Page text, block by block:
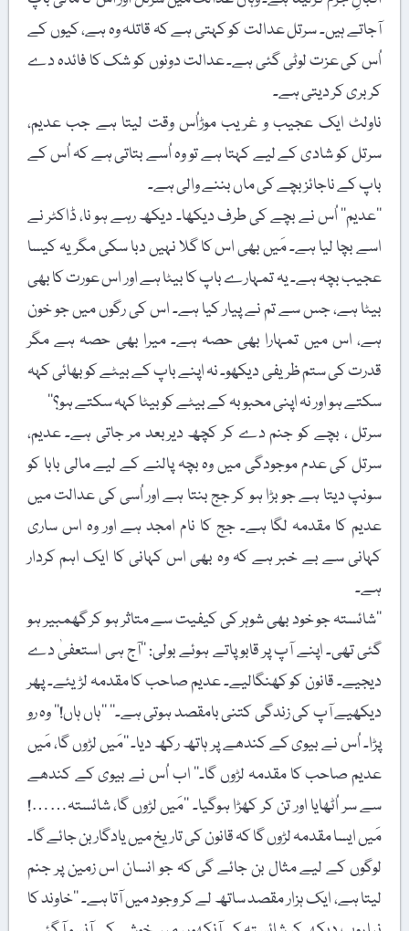
آجاتے ہیں۔ سرتل عدالت کو کہتی ہے کہ قاتلہ وہ ہے، کیوں کے
اُس کی عزت لوٹی گئی ہے۔ عدالت دونوں کو شک کا فائدہ دے
کر بری کر دیتی ہے۔
ناولٹ ایک عجیب و غریب موڑاُس وقت لیتا ہے جب عدیم،
سرتل کو شادی کے لیے کہتا ہے تو وہ اُسے بتاتی ہے کہ اُس کے
باپ کے ناجائز بچے کی ماں بننے والی ہے۔
’’عدیم‘‘ اُس نے بچے کی طرف دیکھا۔ دیکھ رہے ہو نا، ڈاکٹر نے
اسے بچا لیا ہے۔ مَیں بھی اس کا گلا نہیں دبا سکی مگریہ کیسا
عجیب بچہ ہے۔ یہ تمہارے باپ کا بیٹا ہے اور اس عورت کا بھی
بیٹا ہے، جس سے تم نے پیار کیا ہے۔ اس کی رگوں میں جو خون
ہے، اس میں تمہارا بھی حصہ ہے۔ میرا بھی حصہ ہے مگر
قدرت کی ستم ظریفی دیکھو۔ نہ اپنے باپ کے بیٹے کو بھائی کہہ
سکتے ہو اور نہ اپنی محبوبہ کے بیٹے کو بیٹا کہہ سکتے ہو؟‘‘
سرتل ، بچے کو جنم دے کر کچھ دیربعد مر جاتی ہے۔ عدیم،
سرتل کی عدم موجودگی میں وہ بچہ پالنے کے لیے مالی بابا کو
سونپ دیتا ہے جو بڑا ہو کر جج بنتا ہے اور اُسی کی عدالت میں
عدیم کا مقدمہ لگا ہے۔ جج کا نام امجد ہے اور وہ اس ساری
کہانی سے بے خبر ہے کہ وہ بھی اس کہانی کا ایک اہم کردار
ہے۔
’’شائستہ جو خود بھی شوہر کی کیفیت سے متاثر ہو کر گھمبیر ہو
گئی تھی۔ اپنے آپ پر قابو پاتے ہوئے بولی: ’’آج ہی استعفیٰ دے
دیجیے۔ قانون کو کھنگالیے۔ عدیم صاحب کا مقدمہ لڑیئے۔ پھر
دیکھیے آپ کی زندگی کتنی بامقصد ہوتی ہے۔‘‘ ’’ہاں ہاں!‘‘ وہ رو
پڑا۔ اُس نے بیوی کے کندھے پر ہاتھ رکھ دیا۔ ’’مَیں لڑوں گا، مَیں
عدیم صاحب کا مقدمہ لڑوں گا۔‘‘ اب اُس نے بیوی کے کندھے
سے سر اُٹھایا اور تن کر کھڑا ہوگیا۔ ’’مَیں لڑوں گا، شائستہ……!
مَیں ایسا مقدمہ لڑوں گا کہ قانون کی تاریخ میں یادگار بن جائے گا۔
لوگوں کے لیے مثال بن جائے گی کہ جو انسان اس زمین پر جنم
لیتا ہے، ایک ہزار مقصد ساتھ لے کر وجود میں آتا ہے۔ ’’خاوند کا